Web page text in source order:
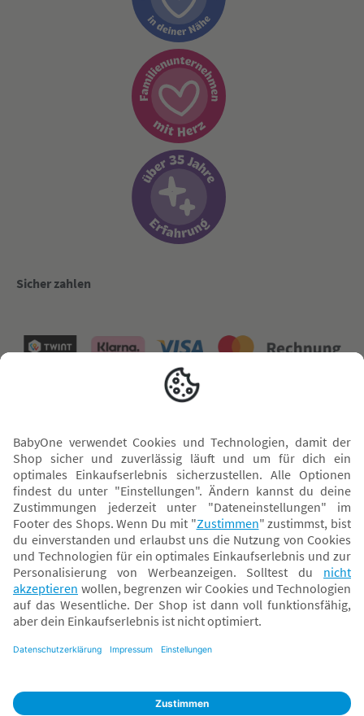
Sicher zahlen
* Alle Preise inkl. MwSt. und ggf. zzgl.Versandkosten. Der dargestellte Preis gilt -
abhängig von der von dir gewählten Option - im BabyOne-Onlineshop oder bei
Abholung in dem von dir gewählten BabyOne-Franchise-Betrieb. Der für den
Onlineshop geltende Preis stellt bei einem Verkauf durch unsere Franchise-
Nehmer eine unverbindliche Preisempfehlung dar. Der Verkaufspreis der
daher von dem Verkaufspreis im Onlineshop abweichen. Angaben zu
Klarna.